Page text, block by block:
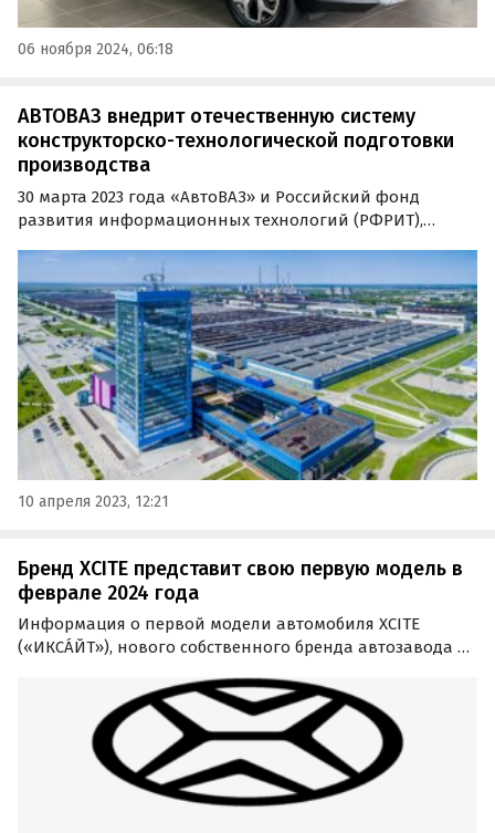
06 ноября 2024, 06:18
АВТОВАЗ внедрит отечественную систему
конструкторско-технологической подготовки
производства
30 марта 2023 года «АвтоВАЗ» и Российский фонд
развития информационных технологий (РФРИТ),
развития ВЭБ.РФ, заключили соглашение о
предоставлении «АвтоВАЗу» гранта на реализацию
проекта внедрения…
10 апреля 2023, 12:21
Бренд XCITE представит свою первую модель в
феврале 2024 года
Информация о первой модели автомобиля XCITE
(«ИКСÁЙТ»), нового собственного бренда автозавода в
февраля текущего года. Об этом сообщает портал
«Автоновостям дня» со ссылкой на пресс-службу
предприятия.